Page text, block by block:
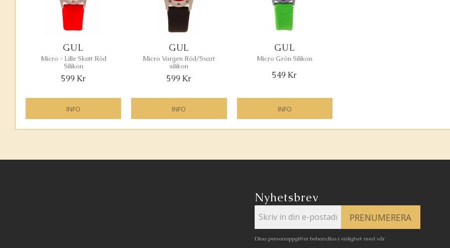
GUL
Micro - Lille Skutt Röd
Silikon
599 Kr
Lägg till i favoriter
INFO
GUL
Micro Vargen Röd/Svart
silikon
599 Kr
Lägg till i favoriter
INFO
GUL
Micro Grön Silikon
549 Kr
INFO
Nyhetsbrev
PRENUMERERA
Dina personuppgifter behandlas i enlighet med vår